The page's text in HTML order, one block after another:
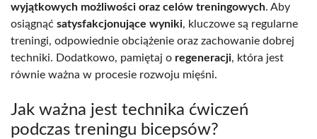
wyjątkowych możliwości oraz celów treningowych. Aby
osiągnąć satysfakcjonujące wyniki, kluczowe są regularne
treningi, odpowiednie obciążenie oraz zachowanie dobrej
techniki. Dodatkowo, pamiętaj o regeneracji, która jest
równie ważna w procesie rozwoju mięśni.
Jak ważna jest technika ćwiczeń
podczas treningu bicepsów?